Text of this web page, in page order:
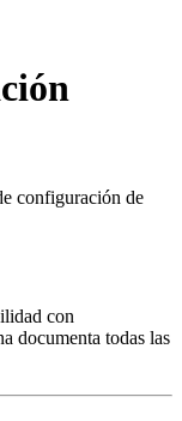
configuración de
con
documenta todas las